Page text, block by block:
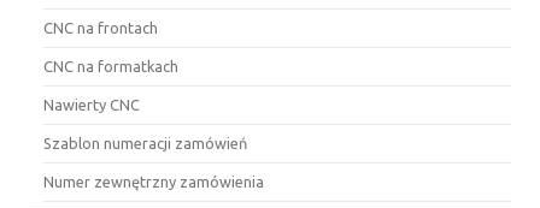
CNC na frontach
CNC na formatkach
Nawierty CNC
Szablon numeracji zamówień
Numer zewnętrzny zamówienia